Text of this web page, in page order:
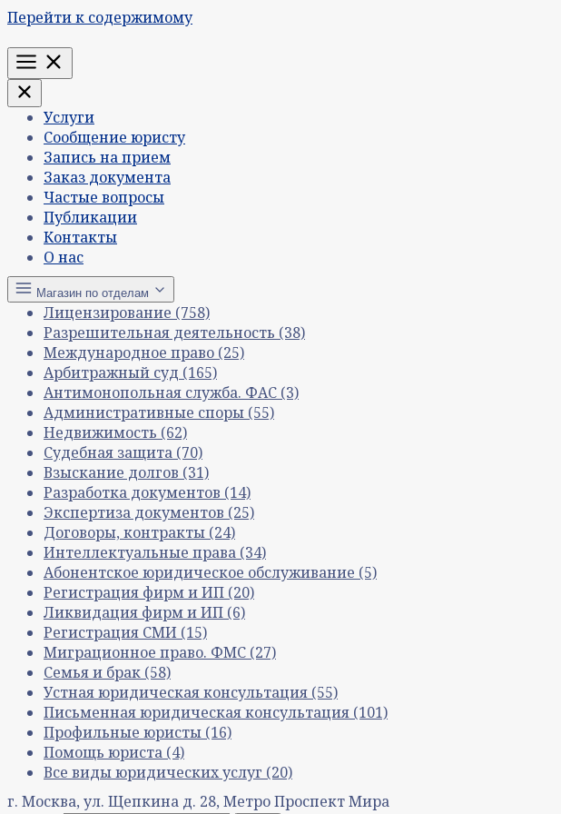
Перейти к содержимому
Меню
Услуги
Сообщение юристу
Запись на прием
Заказ документа
Частые вопросы
Публикации
Контакты
О нас
Магазин по отделам
Лицензирование (758)
Разрешительная деятельность (38)
Международное право (25)
Арбитражный суд (165)
Антимонопольная служба. ФАС (3)
Административные споры (55)
Недвижимость (62)
Судебная защита (70)
Взыскание долгов (31)
Разработка документов (14)
Экспертиза документов (25)
Договоры, контракты (24)
Интеллектуальные права (34)
Абонентское юридическое обслуживание (5)
Регистрация фирм и ИП (20)
Ликвидация фирм и ИП (6)
Регистрация СМИ (15)
Миграционное право. ФМС (27)
Семья и брак (58)
Устная юридическая консультация (55)
Письменная юридическая консультация (101)
Профильные юристы (16)
Помощь юриста (4)
Все виды юридических услуг (20)
г. Москва, ул. Щепкина д. 28, Метро Проспект Мира